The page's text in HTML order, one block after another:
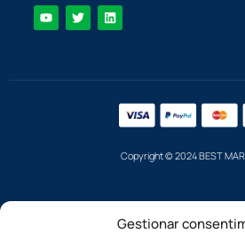
Gestionar
Copyright © 2024 BEST